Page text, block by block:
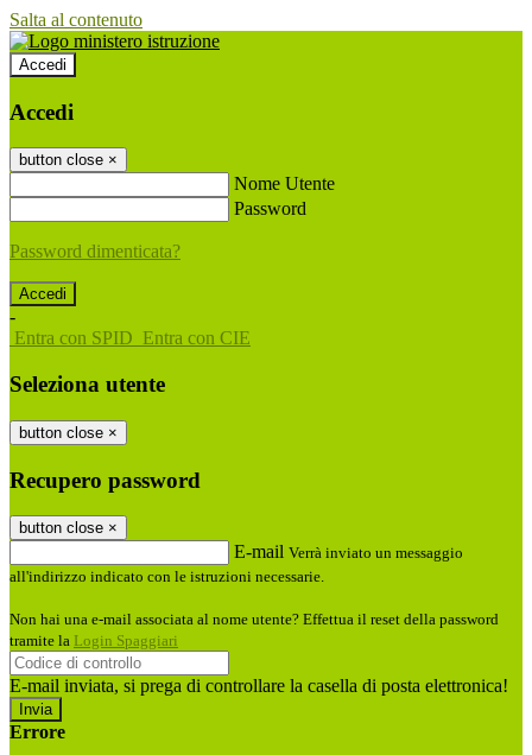
Salta al contenuto
Accedi
Accedi
button close ×
Nome Utente
Password
Password dimenticata?
-
Entra con SPID Entra con CIE
Seleziona utente
button close ×
Recupero password
button close ×
E-mail Verrà inviato un messaggio
all'indirizzo indicato con le istruzioni necessarie.
Non hai una e-mail associata al nome utente? Effettua il reset della password
tramite la Login Spaggiari
E-mail inviata, si prega di controllare la casella di posta elettronica!
Errore